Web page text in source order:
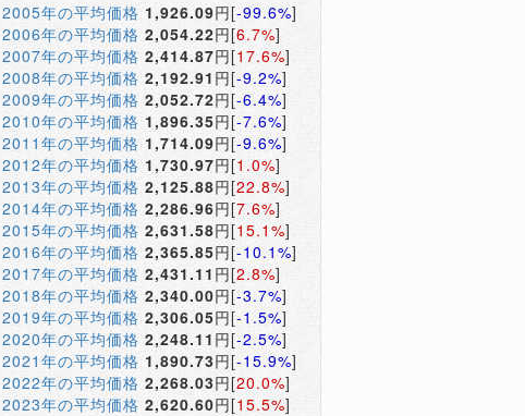
2005年の平均価格 1,926.09円[-99.6%]
2006年の平均価格 2,054.22円[6.7%]
2007年の平均価格 2,414.87円[17.6%]
2008年の平均価格 2,192.91 円[-9.2%]
2009年の平均価格 2,052.72円[-6.4%]
2010年の平均価格 1,896.35円[-7.6%]
2011年の平均価格 1,714.09円[-9.6%]
2012年の平均価格 1,730.97円[1.0%]
2013年の平均価格 2,125.88円[22.8%]
2014年の平均価格 2,286.96円[7.6%]
2015年の平均価格 2,631.58円[15.1%]
2016年の平均価格 2,365.85円[-10.1%]
2017年の平均価格 2,431.11 円[2.8%]
2018年の平均価格 2,340.00円[-3.7%]
2019年の平均価格 2,306.05円[-1.5%]
2020年の平均価格 2,248.11 円[-2.5%]
2021年の平均価格 1,890.73円[-15.9%]
2022年の平均価格 2,268.03円[20.0%]
2023年の平均価格 2,620.60円[15.5%]